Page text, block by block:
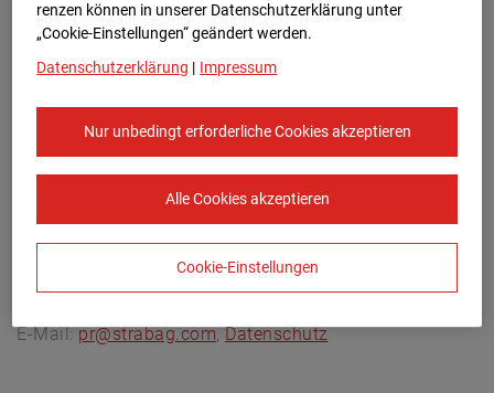
Konzern-Kommunikation Internet/Neue
E-Mail:pr@strabag.com,Datenschutz
renzen können in unserer Datenschutzerklärung unter
„Cookie-Einstellungen“ geändert werden.
Datenschutzerklärung | Impressum
Nur unbedingt erforderliche Cookies akzeptieren
Alle Cookies akzeptieren
Cookie-Einstellungen